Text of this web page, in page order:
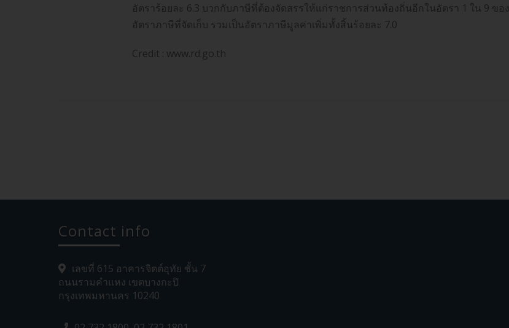
อัตราร้อยละ 6.3 บวกกับภาษีที่ต้องจัดสรรให้แก่ราชการส่วนท้องถิ่นอีกในอัตรา 1 ใน 9 ของ
อัตราภาษีที่จัดเก็บ รวมเป็นอัตราภาษีมูลค่าเพิ่มทั้งสิ้นร้อยละ 7.0
Credit : www.rd.go.th
Contact info
เลขที่ 615 อาคารจิตต์อุทัย ชั้น 7
ถนนรามคำแหง เขตบางกะปิ
กรุงเทพมหานคร 10240